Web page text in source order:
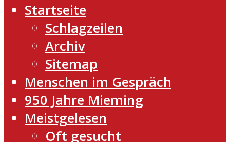
Startseite
Schlagzeilen
Archiv
Sitemap
Menschen im Gespräch
950 Jahre Mieming
Meistgelesen
Oft gesucht